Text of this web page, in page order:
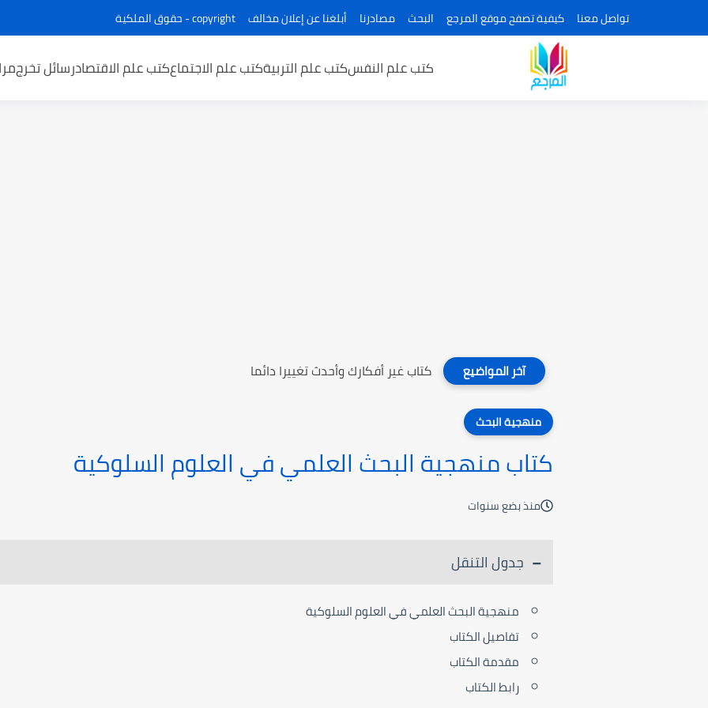
تواصل معنا كيفية تصفح موقع المرجع البحث مصادرنا أبلغنا عن إعلان مخالف copyright - حقوق الملكية
كتب علم النفسكتب علم التربيةكتب علم الاجتماعكتب علم الاقتصادرسائل تخرج
آخر المواضيع كتاب غير أفكارك وأحدث تغييرا دائما
منهجية البحث
كتاب منهجية البحث العلمي في العلوم السلوكية
منذ بضع سنوات
جدول التنقل
منهجية البحث العلمي في العلوم السلوكية
تفاصيل الكتاب
مقدمة الكتاب
رابط الكتاب